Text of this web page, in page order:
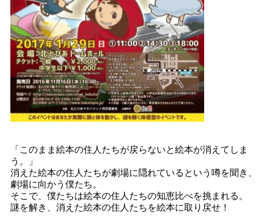
「このまま絵本の住人たちが戻らないと絵本が消えてしま
う。」
消えた絵本の住人たちが劇場に隠れているという噂を聞き、
劇場に向かう僕たち。
そこで、僕たちは絵本の住人たちの知恵比べを挑まれる。
謎を解き、消えた絵本の住人たちを絵本に取り戻せ！